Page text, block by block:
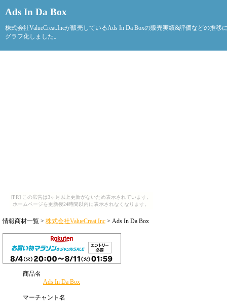
[PR] この広告は3ヶ月以上更新がないため表示されています。
ホームページを更新後24時間以内に表示されなくなります。
Ads In Da Box
株式会社ValueCreat.Incが販売しているAds In Da Boxの販売実績&評価などの推移
グラフ化しました。
情報商材一覧 > 株式会社ValueCreat.Inc > Ads In Da Box
商品名
Ads In Da Box
マーチャント名